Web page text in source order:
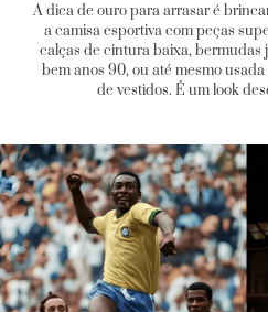
A dica de ouro para arrasar é
a camisa esportiva com peças
calças de cintura baixa, bermudas
bem anos 90, ou até mesmo
de vestidos. É um look